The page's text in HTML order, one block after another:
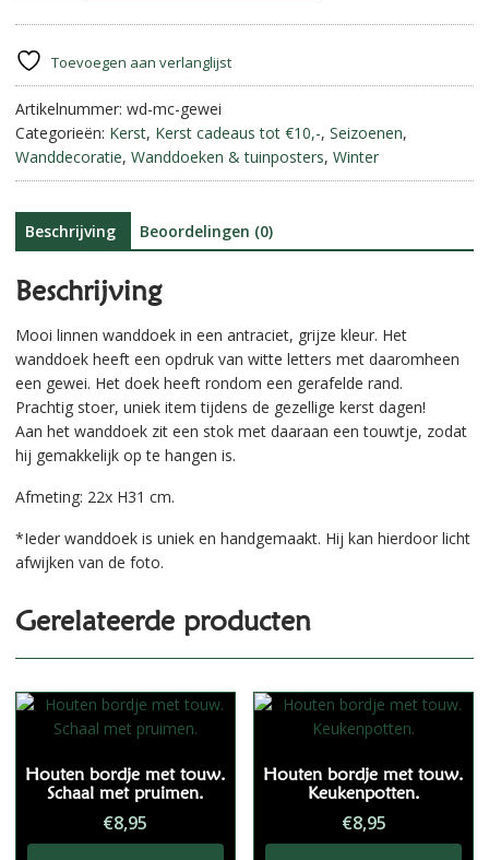
gewei.
Small.
aantal
n
t
i
v
Toevoegen aan verlanglijst
Artikelnummer: wd-mc-gewei
Categorieën: Kerst, Kerst cadeaus tot €10,-, Seizoenen,
Wanddecoratie, Wanddoeken & tuinposters, Winter
Beschrijving Beoordelingen (0)
Beschrijving
Mooi linnen wanddoek in een antraciet, grijze kleur. Het
wanddoek heeft een opdruk van witte letters met daaromheen
een gewei. Het doek heeft rondom een gerafelde rand.
Prachtig stoer, uniek item tijdens de gezellige kerst dagen!
Aan het wanddoek zit een stok met daaraan een touwtje, zodat
hij gemakkelijk op te hangen is.
Afmeting: 22x H31 cm.
*Ieder wanddoek is uniek en handgemaakt. Hij kan hierdoor licht
afwijken van de foto.
Gerelateerde producten
Houten bordje met touw.
Schaal met pruimen.
€8,95
Houten bordje met touw.
Keukenpotten.
€8,95